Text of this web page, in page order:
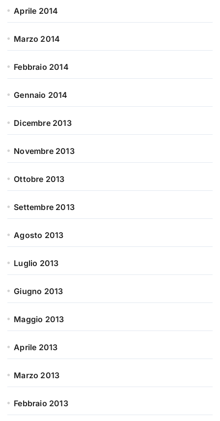
Aprile 2014
Marzo 2014
Febbraio 2014
Gennaio 2014
Dicembre 2013
Novembre 2013
Ottobre 2013
Settembre 2013
Agosto 2013
Luglio 2013
Giugno 2013
Maggio 2013
Aprile 2013
Marzo 2013
Febbraio 2013